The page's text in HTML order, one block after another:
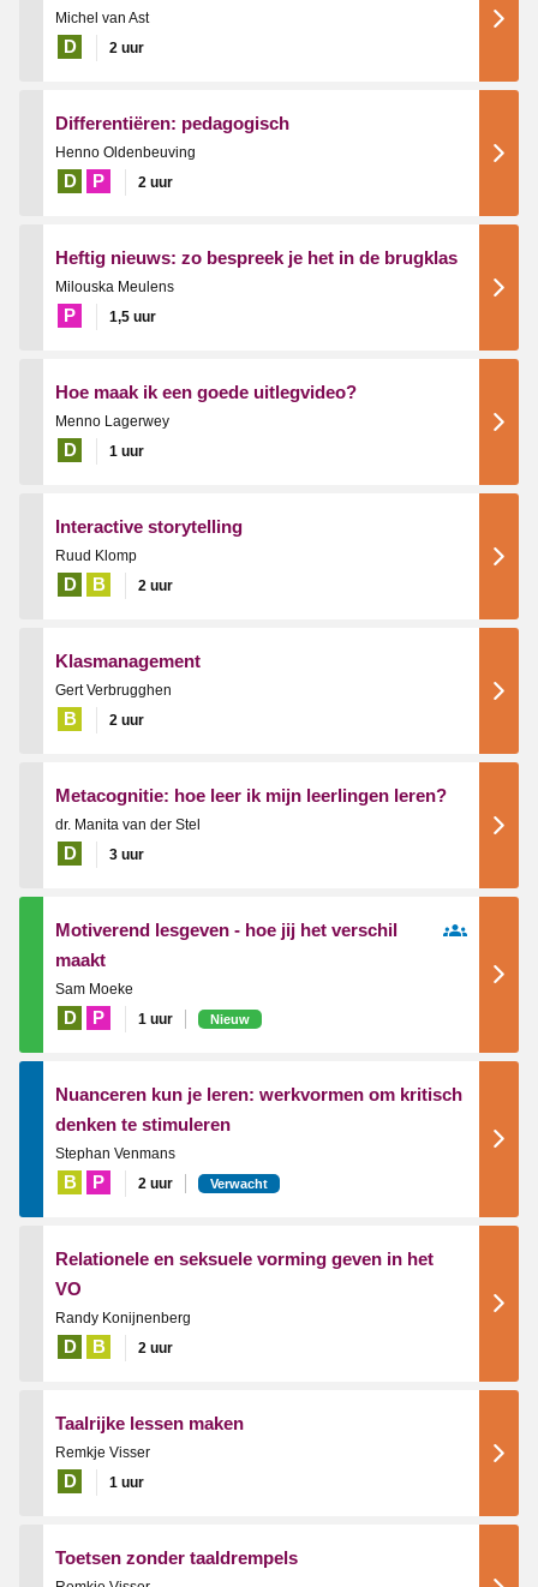
Michel van Ast
D 2 uur
Differentiëren: pedagogisch
Henno Oldenbeuving
D P 2 uur
Heftig nieuws: zo bespreek je het in de brugklas
Milouska Meulens
P 1,5 uur
Hoe maak ik een goede uitlegvideo?
Menno Lagerwey
D 1 uur
Interactive storytelling
Ruud Klomp
D B 2 uur
Klasmanagement
Gert Verbrugghen
B 2 uur
Metacognitie: hoe leer ik mijn leerlingen leren?
dr. Manita van der Stel
D 3 uur
Motiverend lesgeven - hoe jij het verschil
maakt
Sam Moeke
D P 1 uur Nieuw
Nuanceren kun je leren: werkvormen om kritisch
denken te stimuleren
Stephan Venmans
B P 2 uur Verwacht
Relationele en seksuele vorming geven in het
VO
Randy Konijnenberg
D B 2 uur
Taalrijke lessen maken
Remkje Visser
D 1 uur
Toetsen zonder taaldrempels